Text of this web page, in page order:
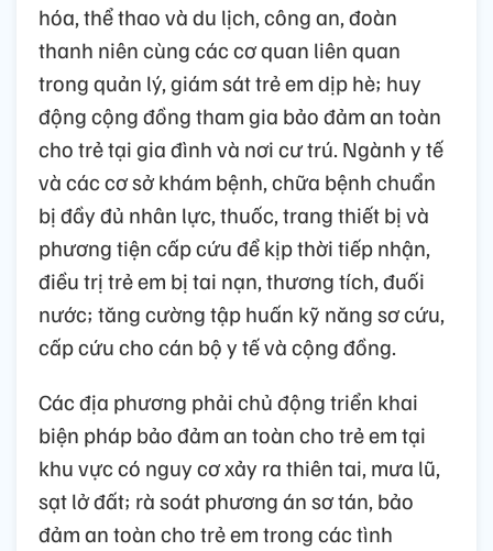
hóa, thể thao và du lịch, công an, đoàn
thanh niên cùng các cơ quan liên quan
trong quản lý, giám sát trẻ em dịp hè; huy
động cộng đồng tham gia bảo đảm an toàn
cho trẻ tại gia đình và nơi cư trú. Ngành y tế
và các cơ sở khám bệnh, chữa bệnh chuẩn
bị đầy đủ nhân lực, thuốc, trang thiết bị và
phương tiện cấp cứu để kịp thời tiếp nhận,
điều trị trẻ em bị tai nạn, thương tích, đuối
nước; tăng cường tập huấn kỹ năng sơ cứu,
cấp cứu cho cán bộ y tế và cộng đồng.
Các địa phương phải chủ động triển khai
biện pháp bảo đảm an toàn cho trẻ em tại
khu vực có nguy cơ xảy ra thiên tai, mưa lũ,
sạt lở đất; rà soát phương án sơ tán, bảo
đảm an toàn cho trẻ em trong các tình